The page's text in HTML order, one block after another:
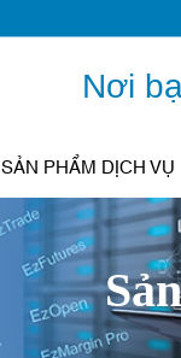
Nơi
SẢN PHẨM DỊCH VỤ